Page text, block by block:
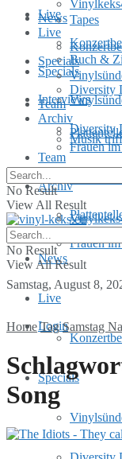
Live
Specials
Diversity
Team
Archiv
Frauen
Samstag, August 8,
Login
Tapes
Buch &
Interviews
Musik
News
Live
Specials
News
Live
Specials
Diversity
Team
Archiv
Frauen
No Result
View All Result
No Result
View All Result
Home Tag Samstag
Song